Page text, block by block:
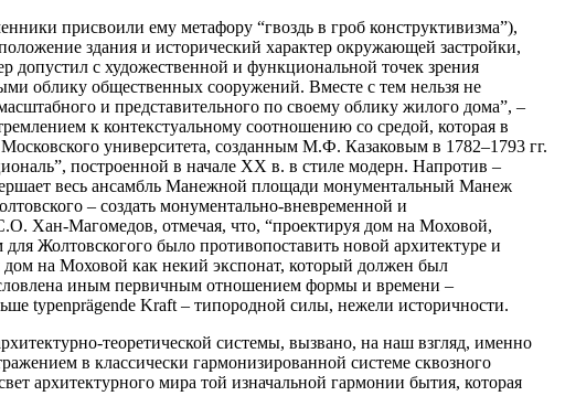
присвоили ему метафору “гвоздь в гроб конструктивизма”),
здания и исторический характер окружающей застройки,
с художественной и функциональной точек зрения
облику общественных сооружений. Вместе с тем нельзя не
и представительного по своему облику жилого дома”, –
к контекстуальному соотношению со средой, которая в
университета, созданным М.Ф. Казаковым в 1782–1793 гг.
построенной в начале ХХ в. в стиле модерн. Напротив –
весь ансамбль Манежной площади монументальный Манеж
– создать монументально-вневременной и
Хан-Магомедов, отмечая, что, “проектируя дом на Моховой,
Жолтовскогого было противопоставить новой архитектуре и
дом на Моховой как некий экспонат, который должен был
иным первичным отношением формы и времени –
typenprägende Kraft – типородной силы, нежели историчности.
теоретической системы, вызвано, на наш взгляд, именно
в классически гармонизированной системе сквозного
архитектурного мира той изначальной гармонии бытия, которая